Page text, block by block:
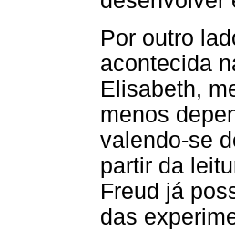
Por outro
acontecida
Elisabeth,
menos
valendo-se
partir da
Freud já
das